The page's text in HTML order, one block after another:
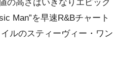
の高さはいきなりエピック
Man”を早速R&Bチャート
ルのスティーヴィー・ワン